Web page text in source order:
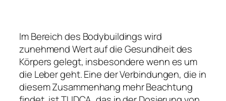
Im Bereich des Bodybuildings wird
zunehmend Wert auf die Gesundheit des
Körpers gelegt, insbesondere wenn es um
die Leber geht. Eine der Verbindungen, die in
diesem Zusammenhang mehr Beachtung